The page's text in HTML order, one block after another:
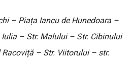
– Piața Iancu de Hunedoara –
Iulia – Str. Malului – Str. Cibinului
– Str. Viitorului – str.